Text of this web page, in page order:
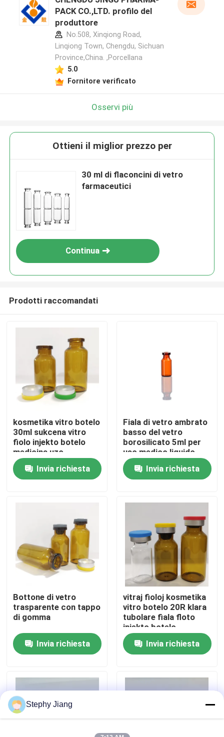
Casa.
Prodotti
Visita alla fabbrica
Controllo della qualità
Contattaci
Notizie
Fiala di vetro borosilicato
PACK CO.,LTD. profilo del
produttore
No.508, Xinqiong Road,
Linqiong Town, Chengdu, Sichuan
Province,China. ,Porcellana
5.0
Fornitore verificato
Osservi più
Ottieni il miglior prezzo per
30 ml di flaconcini di vetro
farmaceutici
Continua
Prodotti raccomandati
kosmetika vitro botelo
30ml sukcena vitro
fiolo injekto botelo
medicina uzo
Invia richiesta
Fiala di vetro ambrato
basso del vetro
borosilicato 5ml per
uso medico liquido
farmaceutico
Invia richiesta
Bottone di vetro
trasparente con tappo
di gomma
Invia richiesta
vitraj fioloj kosmetika
vitro botelo 20R klara
tubolare fiala floto
injekto botelo
Invia richiesta
Stephy Jiang